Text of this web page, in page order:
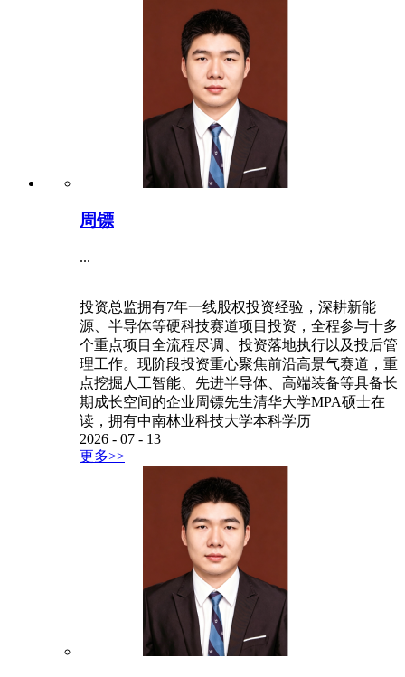
周镖
...
投资总监拥有7年一线股权投资经验，深耕新能
源、半导体等硬科技赛道项目投资，全程参与十多
个重点项目全流程尽调、投资落地执行以及投后管
理工作。现阶段投资重心聚焦前沿高景气赛道，重
点挖掘人工智能、先进半导体、高端装备等具备长
期成长空间的企业周镖先生清华大学MPA硕士在
读，拥有中南林业科技大学本科学历
2026 - 07 - 13
更多>>